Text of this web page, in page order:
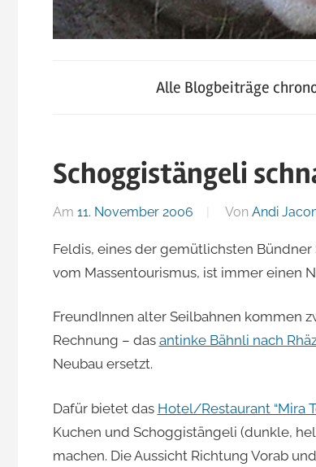
JacoBlök
der
Blog
Andi
Jacomet
skigebiete.ch
Alle Blogbeiträge
Schoggistängeli
Am 11. November 2006 Von Andi
Feldis, eines der gemütlichsten
vom Massentourismus, ist immer einen
FreundInnen alter Seilbahnen kommen
Rechnung – das antinke Bähnli nach
Neubau ersetzt.
Dafür bietet das Hotel/Restaurant “Mira
Kuchen und Schoggistängeli (dunkle,
machen. Die Aussicht Richtung Vorab